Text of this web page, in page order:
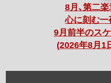
8月､第二
心に刻む
9月前半のス
(2026年8月1